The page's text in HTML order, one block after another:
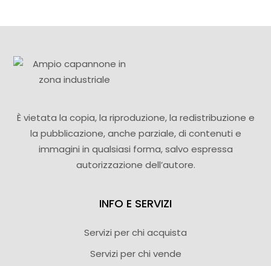
È vietata la copia, la riproduzione, la redistribuzione e
la pubblicazione, anche parziale, di contenuti e
immagini in qualsiasi forma, salvo espressa
autorizzazione dell’autore.
INFO E SERVIZI
Servizi per chi acquista
Servizi per chi vende